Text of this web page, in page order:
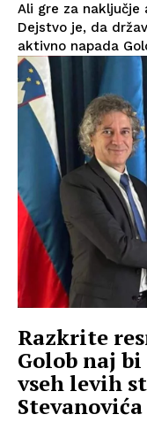
Ali gre za naključje
Dejstvo je, da
aktivno napada
Razkrite
Golob naj
vseh levih
Stevanovića